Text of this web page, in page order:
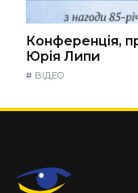
Конференція,
Юрія Липи
# ВІДЕО